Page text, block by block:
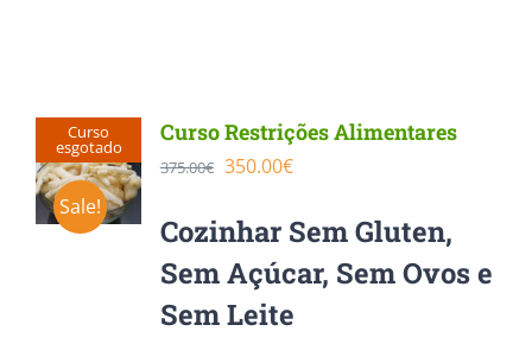
Curso
esgotado
Sale!
Curso Restrições Alimentares
375.00€ O
original
era:
375.00€.
350.00€O
atual
é:
350.00€.
Cozinhar Sem Gluten,
Sem Açúcar, Sem Ovos e
Sem Leite